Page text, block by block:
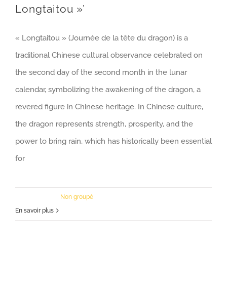
Longtaitou »’
« Longtaitou » (Journée de la tête du dragon) is a
traditional Chinese cultural observance celebrated on
the second day of the second month in the lunar
calendar, symbolizing the awakening of the dragon, a
revered figure in Chinese heritage. In Chinese culture,
the dragon represents strength, prosperity, and the
power to bring rain, which has historically been essential
for
Non groupé
En savoir plus